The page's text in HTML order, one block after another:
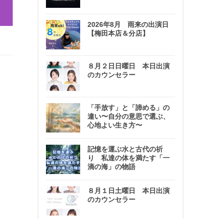
2026年8月 雨来の出演日
【梅田本店＆分店】
８月２日日曜日 本日出演
のカウンセラー
「手放す」と「諦める」の
違い〜自分の意思で選ぶ、
心地よい生き方〜
記憶を運ぶ水と古代の祈
り 私達の体を満たす「一
滴の海」の物語
８月１日土曜日 本日出演
のカウンセラー